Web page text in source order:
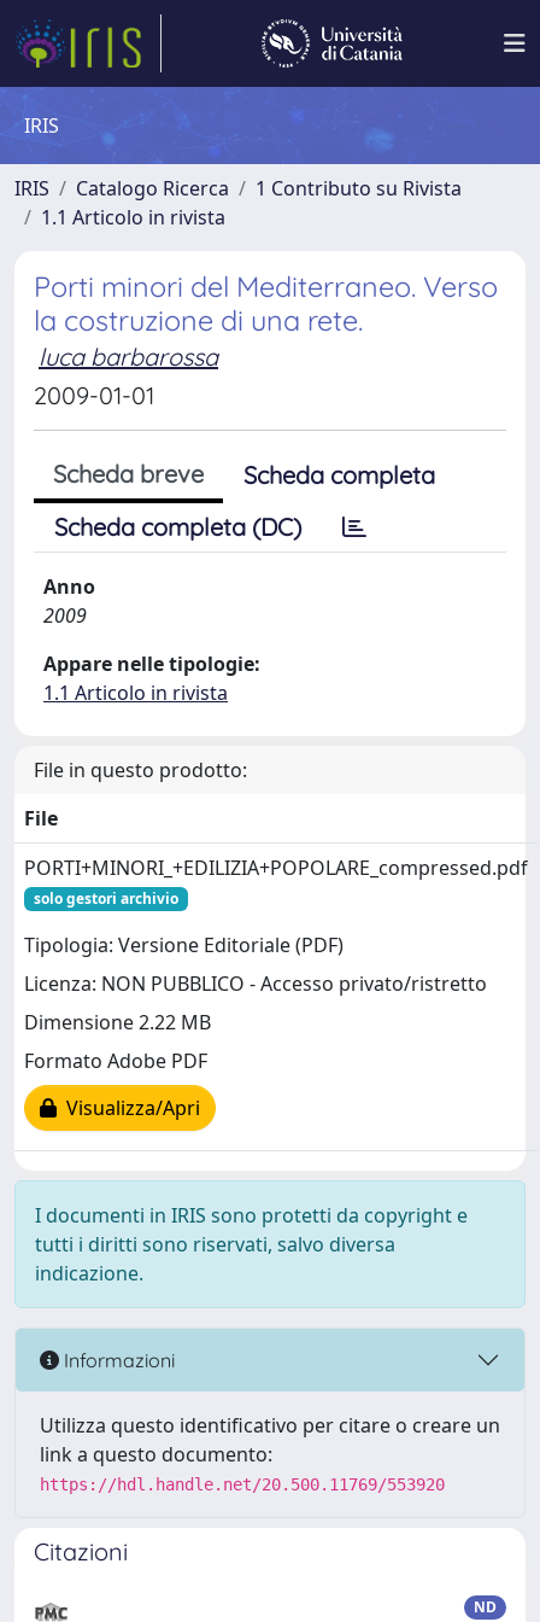
IRIS
IRIS Catalogo Ricerca
1 Contributo su Rivista
1.1 Articolo in rivista
Porti minori del Mediterraneo. Verso
la costruzione di una rete.
luca barbarossa
2009-01-01
Scheda breve
Scheda completa
Scheda completa (DC)
Anno
2009
Appare nelle tipologie:
1.1 Articolo in rivista
File in questo prodotto:
File
PORTI+MINORI_+EDILIZIA+POPOLARE_compressed.pdf
solo gestori archivio
Tipologia: Versione Editoriale (PDF)
Licenza: NON PUBBLICO - Accesso privato/ristretto
Dimensione 2.22 MB
Formato Adobe PDF
Visualizza/Apri
I documenti in IRIS sono protetti da copyright e
tutti i diritti sono riservati, salvo diversa
indicazione.
Informazioni
Utilizza questo identificativo per citare o creare un
link a questo documento:
https://hdl.handle.net/20.500.11769/553920
Citazioni
ND